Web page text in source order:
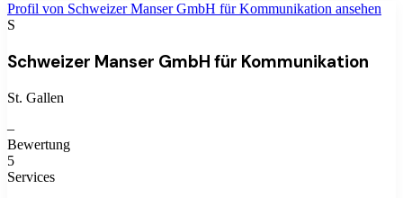
Profil von Schweizer Manser GmbH für Kommunikation ansehen
S
Schweizer Manser GmbH für Kommunikation
St. Gallen
–
Bewertung
5
Services